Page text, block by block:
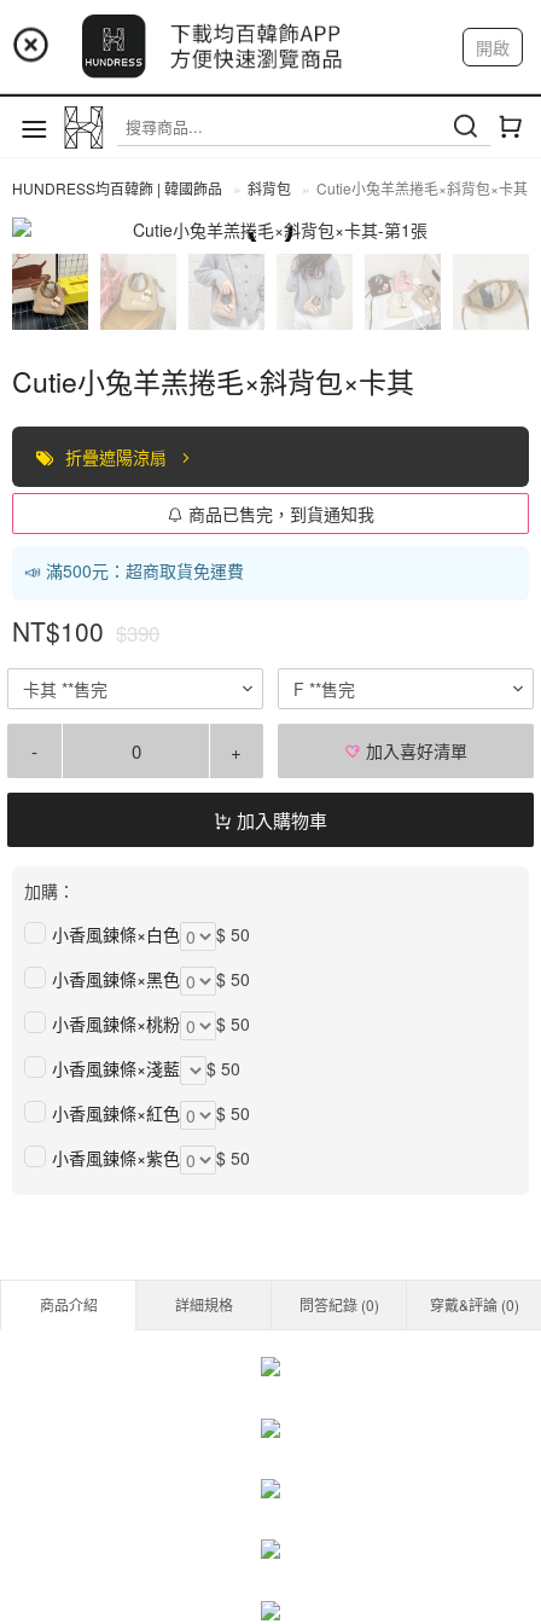
📢 市集預告：9/4-9/6 淡水捷運站
📢 市集預告：9/12-9/13 八里海巡基地
📢 市集預告：8/22-8/23 桃園青埔置地廣場
開啟
註冊 我的帳戶
HUNDRESS均百韓飾 | 韓國飾品 斜背包 Cutie小兔羊羔捲毛×斜背包×卡其
Cutie小兔羊羔捲毛×斜背包×卡其
折疊遮陽涼扇
商品已售完，到貨通知我
📣 滿500元：超商取貨免運費
NT$100 $390
卡其 **售完 F **售完
- + 加入喜好清單
加入購物車
加購：
小香風鍊條×白色
$ 50
小香風鍊條×黑色
$ 50
小香風鍊條×桃粉
$ 50
小香風鍊條×淺藍
$ 50
小香風鍊條×紅色
$ 50
小香風鍊條×紫色
$ 50
商品介紹 詳細規格 問答紀錄 (0) 穿戴&評論 (0)